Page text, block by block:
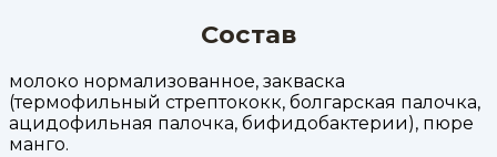
Состав
молоко нормализованное, закваска
(термофильный стрептококк, болгарская палочка,
ацидофильная палочка, бифидобактерии), пюре
манго.